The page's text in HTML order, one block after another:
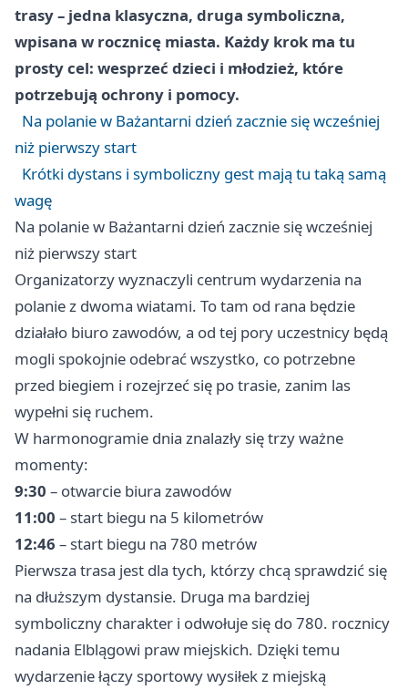
trasy – jedna klasyczna, druga symboliczna,
wpisana w rocznicę miasta. Każdy krok ma tu
prosty cel: wesprzeć dzieci i młodzież, które
potrzebują ochrony i pomocy.
Na polanie w Bażantarni dzień zacznie się wcześniej
niż pierwszy start
Krótki dystans i symboliczny gest mają tu taką samą
wagę
Na polanie w Bażantarni dzień zacznie się wcześniej
niż pierwszy start
Organizatorzy wyznaczyli centrum wydarzenia na
polanie z dwoma wiatami. To tam od rana będzie
działało biuro zawodów, a od tej pory uczestnicy będą
mogli spokojnie odebrać wszystko, co potrzebne
przed biegiem i rozejrzeć się po trasie, zanim las
wypełni się ruchem.
W harmonogramie dnia znalazły się trzy ważne
momenty:
9:30 – otwarcie biura zawodów
11:00 – start biegu na 5 kilometrów
12:46 – start biegu na 780 metrów
Pierwsza trasa jest dla tych, którzy chcą sprawdzić się
na dłuższym dystansie. Druga ma bardziej
symboliczny charakter i odwołuje się do 780. rocznicy
nadania Elblągowi praw miejskich. Dzięki temu
wydarzenie łączy sportowy wysiłek z miejską